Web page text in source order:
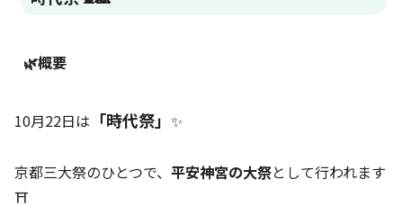
🌿概要
10月22日は 「時代祭」 ✨
京都三大祭のひとつで、 平安神宮の大祭として行われます
⛩️